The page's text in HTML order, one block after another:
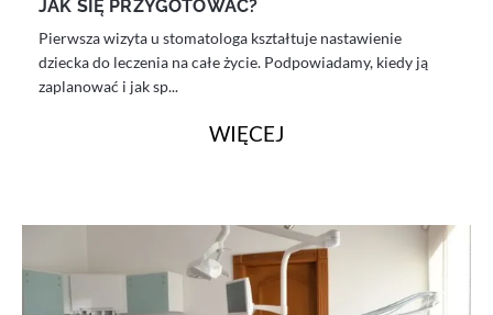
JAK SIĘ PRZYGOTOWAĆ?
Pierwsza wizyta u stomatologa kształtuje nastawienie
dziecka do leczenia na całe życie. Podpowiadamy, kiedy ją
zaplanować i jak sp...
WIĘCEJ